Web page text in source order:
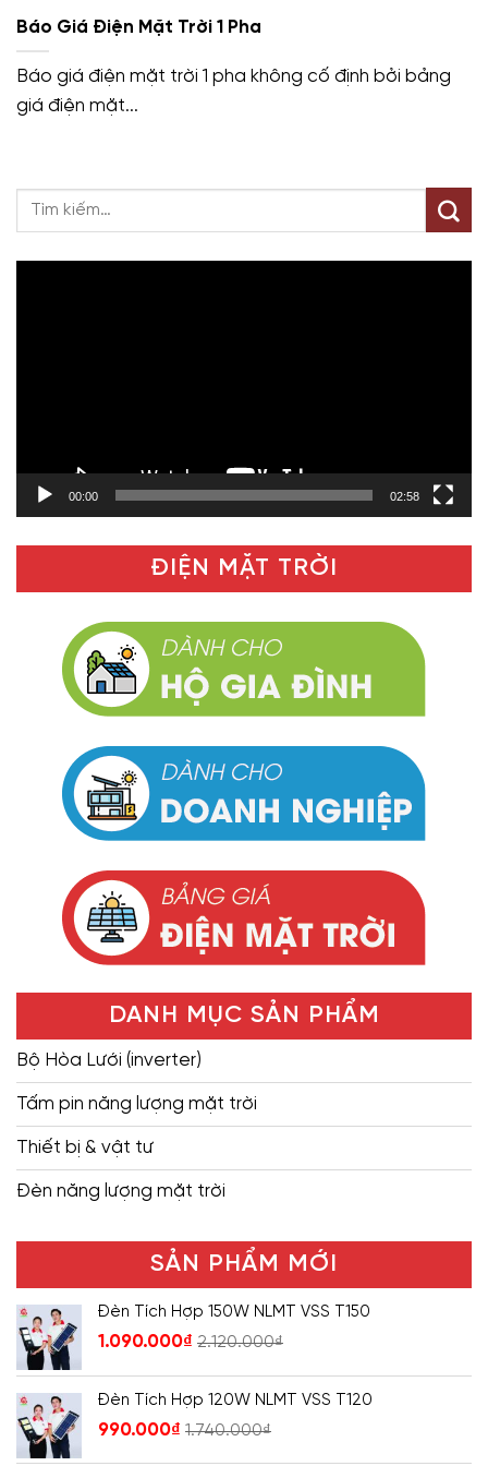
Báo Giá Điện Mặt Trời 1 Pha
Báo giá điện mặt trời 1 pha không cố định bởi bảng
giá điện mặt...
00:00 02:58
ĐIỆN MẶT TRỜI
DANH MỤC SẢN PHẨM
Bộ Hòa Lưới (inverter)
Tấm pin năng lượng mặt trời
Thiết bị & vật tư
Đèn năng lượng mặt trời
SẢN PHẨM MỚI
Đèn Tích Hợp 150W NLMT VSS T150
1.090.000₫ 2.120.000₫
Đèn Tích Hợp 120W NLMT VSS T120
990.000₫ 1.740.000₫